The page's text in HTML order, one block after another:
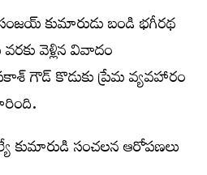
కుమారుడు బండి భగీరథ
వెళ్లిన వివాదం
గౌడ్ కొడుకు ప్రేమ వ్యవహారం
కుమారుడి సంచలన ఆరోపణలు